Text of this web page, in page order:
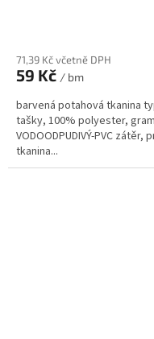
71,39 Kč včetně DPH
59 Kč / bm
barvená potahová tkanina
tašky, 100% polyester,
VODOODPUDIVÝ-PVC
tkanina...